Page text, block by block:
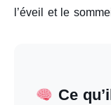
l’éveil et le
Ce